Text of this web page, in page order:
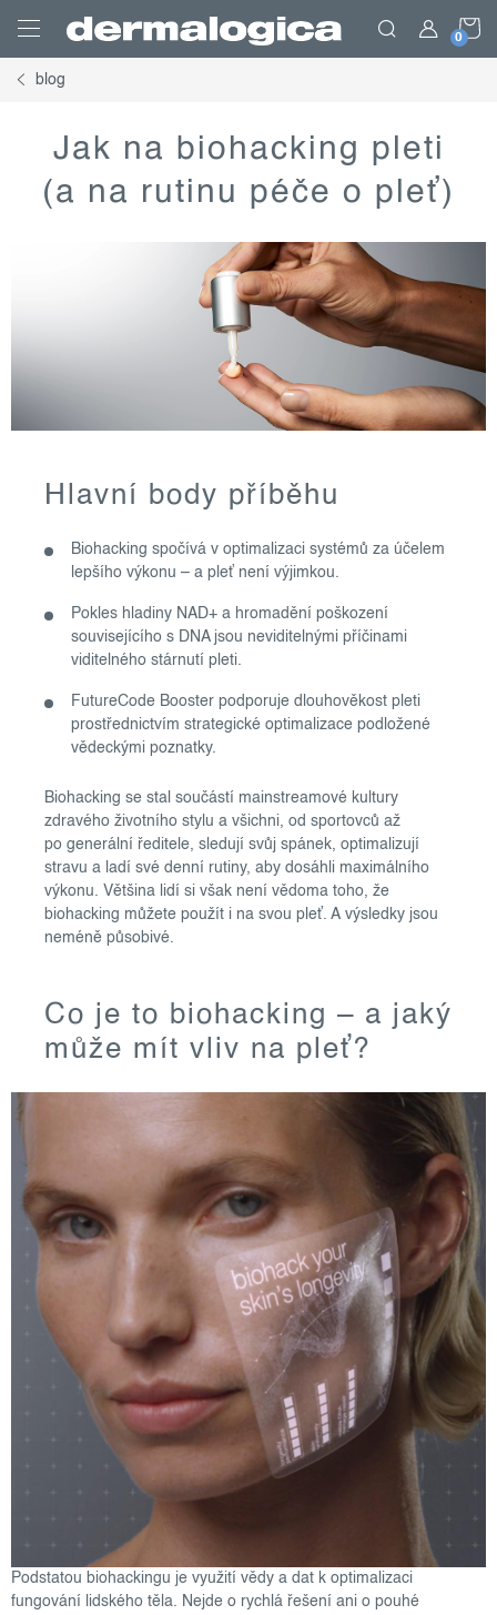
obsah
blog
Jak na biohacking pleti
(a na rutinu péče o pleť)
Hlavní body příběhu
Biohacking spočívá v optimalizaci systémů za účelem
lepšího výkonu – a pleť není výjimkou.
Pokles hladiny NAD+ a hromadění poškození
souvisejícího s DNA jsou neviditelnými příčinami
viditelného stárnutí pleti.
FutureCode Booster podporuje dlouhověkost pleti
prostřednictvím strategické optimalizace podložené
vědeckými poznatky.
Biohacking se stal součástí mainstreamové kultury
zdravého životního stylu a všichni, od sportovců až
po generální ředitele, sledují svůj spánek, optimalizují
stravu a ladí své denní rutiny, aby dosáhli maximálního
výkonu. Většina lidí si však není vědoma toho, že
biohacking můžete použít i na svou pleť. A výsledky jsou
neméně působivé.
Co je to biohacking – a jaký
může mít vliv na pleť?
Podstatou biohackingu je využití vědy a dat k optimalizaci
fungování lidského těla. Nejde o rychlá řešení ani o pouhé